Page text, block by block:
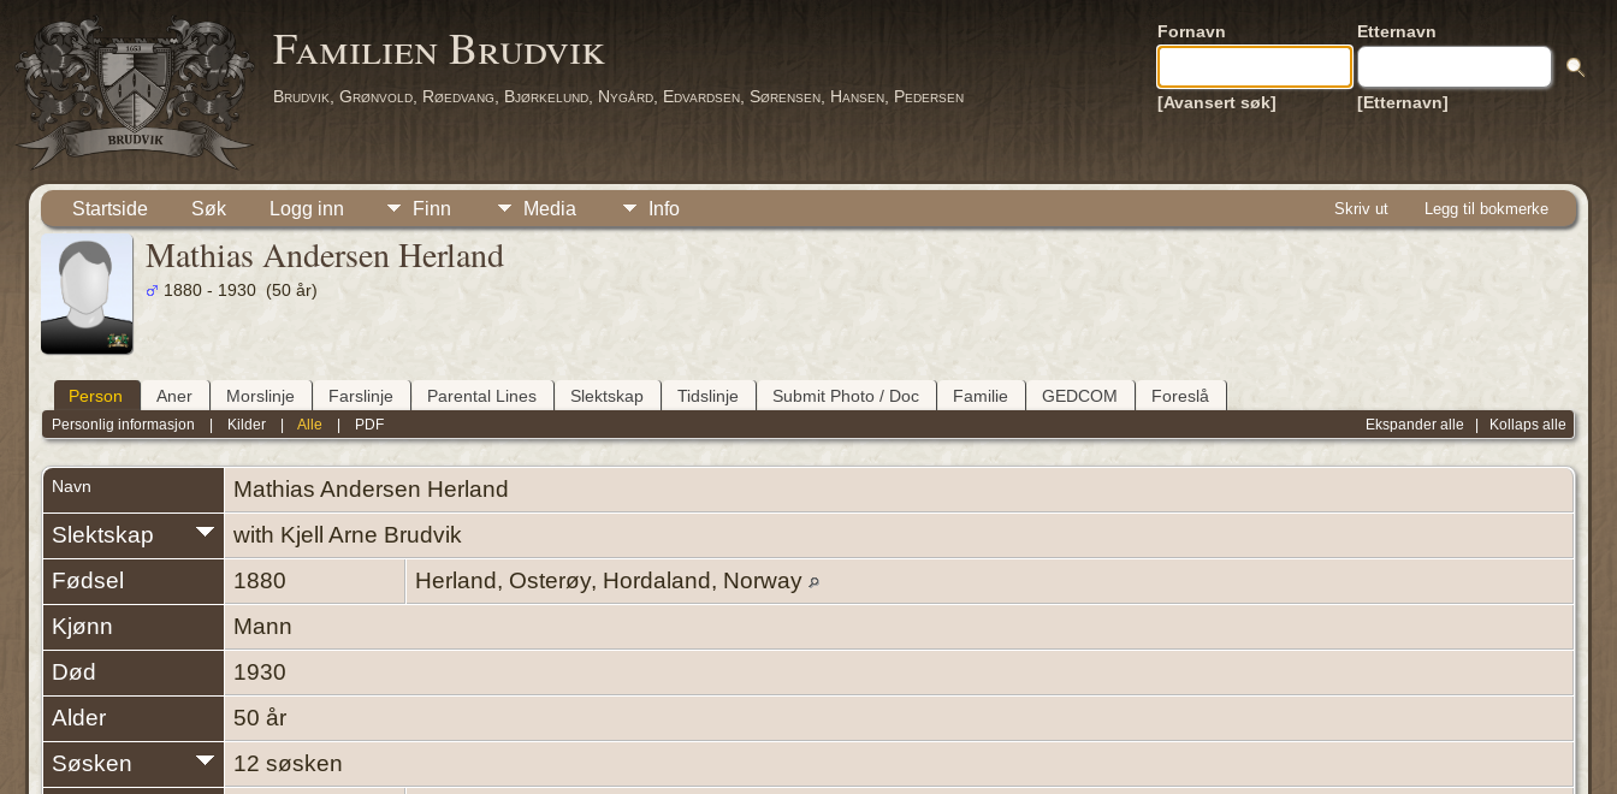
Familien Brudvik
Brudvik, Grønvold, Røedvang, Bjørkelund, Nygård, Edvardsen, Sørensen, Hansen, Pedersen
Fornavn Etternavn
[Avansert søk] [Etternavn]
Startside Søk Logg inn Finn Media Info Skriv ut Legg til bokmerke
Mathias Andersen Herland
1880 - 1930 (50 år)
Person Aner Morslinje Farslinje Parental Lines Slektskap Tidslinje Submit Photo / Doc Familie GEDCOM Foreslå
Ekspander alle | Kollaps alle
Personlig informasjon | Kilder |Alle | PDF
Navn Mathias Andersen Herland
Slektskap
with Kjell Arne Brudvik
Fødsel
1880
Herland, Osterøy, Hordaland, Norway
Kjønn
Mann
Død
1930
Alder
50 år
Søsken
12 søsken